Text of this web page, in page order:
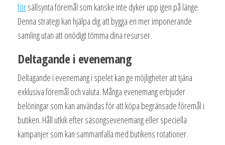
försällsynta föremål som kanske inte dyker upp igen på länge.
Denna strategi kan hjälpa dig att bygga en mer imponerande
samling utan att onödigt tömma dina resurser.
Deltagande i evenemang
Deltagande i evenemang i spelet kan ge möjligheter att tjäna
exklusiva föremål och valuta. Många evenemang erbjuder
belöningar som kan användas för att köpa begränsade föremål i
butiken. Håll utkik efter säsongsevenemang eller speciella
kampanjer som kan sammanfalla med butikens rotationer.